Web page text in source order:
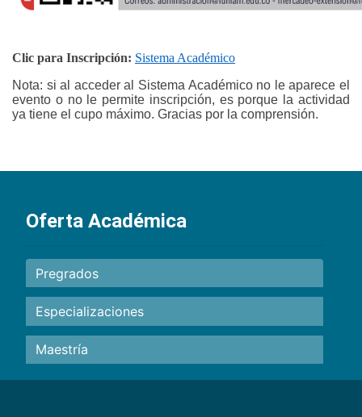
Clic para Inscripción: Sistema Académico
Nota: si al acceder al Sistema Académico no le aparece el
evento o no le permite inscripción, es porque la actividad
ya tiene el cupo máximo. Gracias por la comprensión.
Oferta Académica
Pregrados
Especializaciones
Maestría